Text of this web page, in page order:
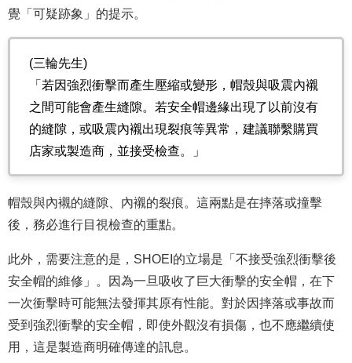
覺「可疑跡象」的提示。
(三輪先生)
「若因強烈衝擊而產生壓縮或變形，帽殼與吸震內襯
之間可能會產生縫隙。若安全帽邊緣出現了以前沒有
的縫隙，或吸震內襯出現裂痕等異常，建議聯繫購買
店家或製造商，並接受檢查。」
帽殼與內襯的縫隙、內襯的裂痕。這兩點是在摔落或撞擊
後，務必進行目視檢查的重點。
此外，需要注意的是，SHOEI的立場是「不接受強烈衝擊後
安全帽的維修」。因為一旦吸收了巨大衝擊的安全帽，在下
一次衝擊時可能無法發揮其原有性能。對於因摔落或事故而
受到強烈衝擊的安全帽，即使外觀沒有損傷，也不應繼續使
用，這是製造商明確傳達的訊息。